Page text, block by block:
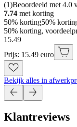
(1)Beoordeeld met 4.0
7.74 met korting
50% korting50%
50% korting,
15.49
Prijs: 15.49 euro
Bekijk alles in
Klantreviews